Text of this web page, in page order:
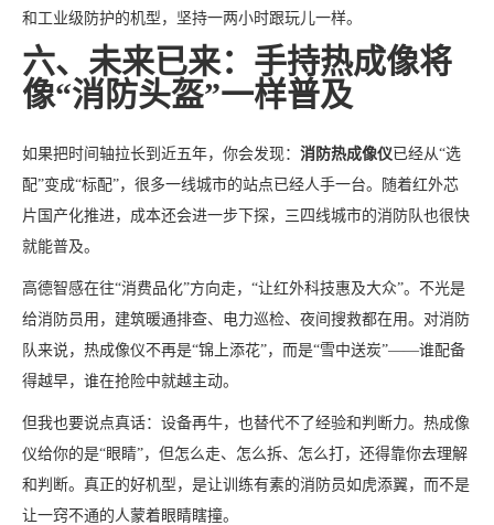
和工业级防护的机型，坚持一两小时跟玩儿一样。
六、未来已来：手持热成像将
像“消防头盔”一样普及
如果把时间轴拉长到近五年，你会发现： 消防热成像仪已经从“选
配”变成“标配”，很多一线城市的站点已经人手一台。随着红外芯
片国产化推进，成本还会进一步下探，三四线城市的消防队也很快
就能普及。
高德智感在往“消费品化”方向走，“让红外科技惠及大众”。不光是
给消防员用，建筑暖通排查、电力巡检、夜间搜救都在用。对消防
队来说，热成像仪不再是“锦上添花”，而是“雪中送炭”——谁配备
得越早，谁在抢险中就越主动。
但我也要说点真话：设备再牛，也替代不了经验和判断力。热成像
仪给你的是“眼睛”，但怎么走、怎么拆、怎么打，还得靠你去理解
和判断。真正的好机型，是让训练有素的消防员如虎添翼，而不是
让一窍不通的人蒙着眼睛瞎撞。